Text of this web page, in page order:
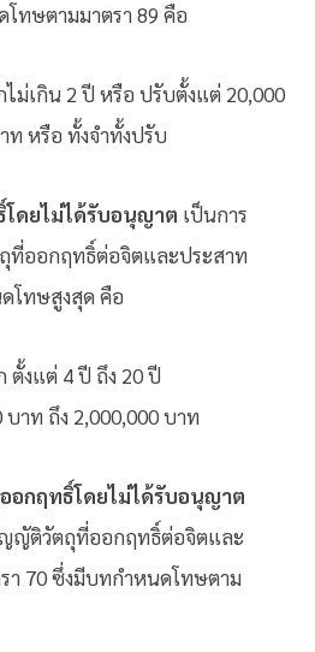
ทษตามมาตรา 89 คือ
ไม่เกิน 2 ปี หรือ ปรับตั้งแต่ 20,000
ท หรือ ทั้งจำทั้งปรับ
โดยไม่ได้รับอนุญาต เป็นการ
ออกฤทธิ์ต่อจิตและประสาท
โทษสูงสุด คือ
ตั้งแต่ 4 ปี ถึง 20 ปี
าท ถึง 2,000,000 บาท
อกฤทธิ์โดยไม่ได้รับอนุญาต
ญัติวัตถุที่ออกฤทธิ์ต่อจิตและ
า 70 ซึ่งมีบทกำหนดโทษตาม